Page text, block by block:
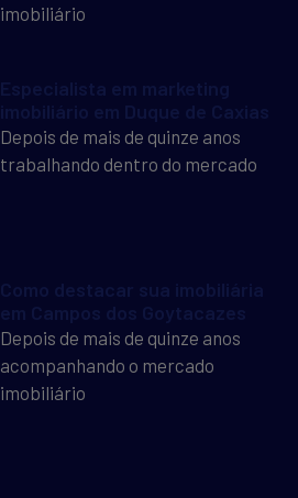
imobiliário
Especialista em marketing
imobiliário em Duque de Caxias
Depois de mais de quinze anos
trabalhando dentro do mercado
Como destacar sua imobiliária
em Campos dos Goytacazes
Depois de mais de quinze anos
acompanhando o mercado
imobiliário